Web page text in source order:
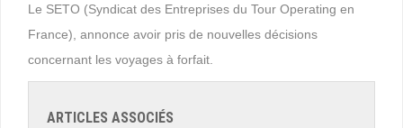
Le SETO (Syndicat des Entreprises du Tour Operating en
France), annonce avoir pris de nouvelles décisions
concernant les voyages à forfait.
ARTICLES ASSOCIÉS